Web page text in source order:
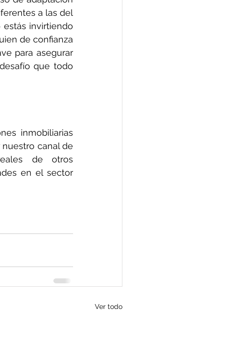
a las del
invirtiendo
de confianza
para asegurar
que todo
inmobiliarias
de otros
en el sector
Ver todo